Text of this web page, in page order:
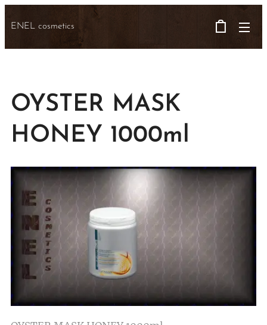
ENEL cosmetics
OYSTER MASK
HONEY 1000ml